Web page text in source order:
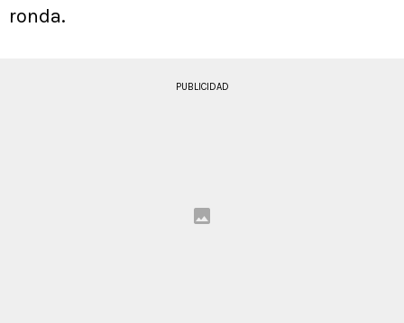
ronda.
PUBLICIDAD